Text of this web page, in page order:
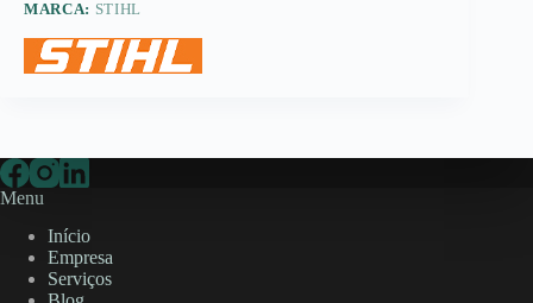
MARCA: STIHL
Menu
Início
Empresa
Serviços